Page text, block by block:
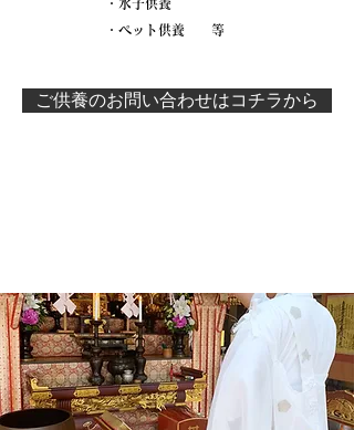
・水子供養
​・ペット供養 等
ご供養のお問い合わせはコチラから